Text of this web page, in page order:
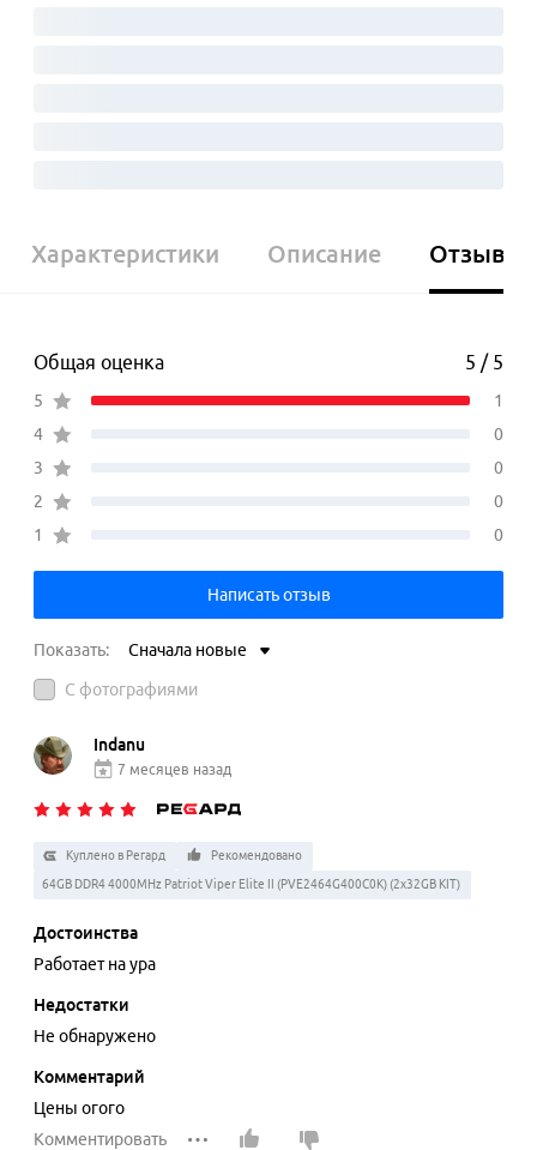
Характеристики Описание Отзывы
Показать: Сначала новые
С фотографиями
Indanu
7 месяцев назад
Куплено в Регард Рекомендовано
64GB DDR4 4000MHz Patriot Viper Elite II (PVE2464G400C0K) (2x32GB KIT)
Достоинства
Работает на ура
Недостатки
Не обнаружено
Комментарий
Цены огого
Комментировать
Общая оценка 5 / 5
5
4
3
2
1
1
0
0
0
0
Написать отзыв